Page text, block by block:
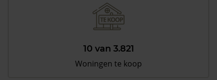
10 van 3.821
Woningen te koop